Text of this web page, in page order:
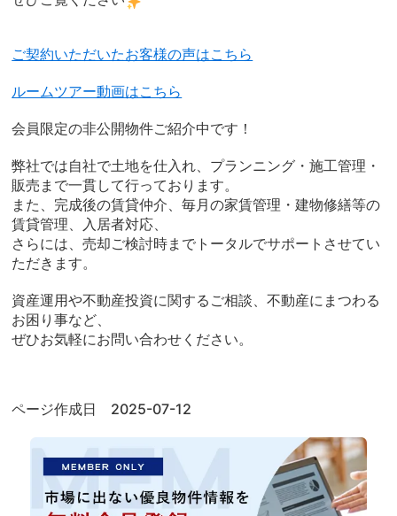
ご契約いただいたお客様の声はこちら
ルームツアー動画はこちら
会員限定の非公開物件ご紹介中です！
弊社では自社で土地を仕入れ、プランニング・施工管理・
販売まで一貫して行っております。
また、完成後の賃貸仲介、毎月の家賃管理・建物修繕等の
賃貸管理、入居者対応、
さらには、売却ご検討時までトータルでサポートさせてい
ただきます。
資産運用や不動産投資に関するご相談、不動産にまつわる
お困り事など、
ぜひお気軽にお問い合わせください。
ページ作成日 2025-07-12